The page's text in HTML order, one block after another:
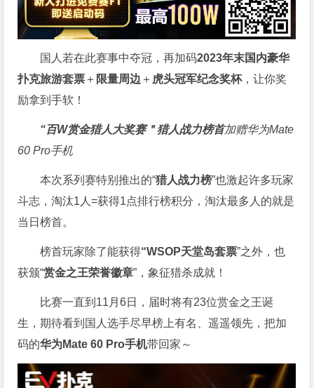
国人若在此赛事中夺冠，再加码2023年末国内豪华
扑克旅游套票 ＋ 限量周边 ＋ 虎头冠军纪念奖杯，让你奖
励拿到手软！
“百W赏金猎人大奖赛＂猎人战力榜首加赠华为Mate
60 Pro手机
本次系列赛特别推出的“猎人战力榜”也激起许多玩家
斗志，淘汰1人=获得1点排行榜积分，淘汰最多人的就是
当日榜首。
榜首玩家除了能获得“WSOP天堂岛套票”之外，也
获颁“赏金之王荣誉徽章”，象征猎杀成就！
比赛一直到11月6日，届时将有23位赏金之王诞
生，期待看到国人选手尽早榜上有名、遥遥领先，把加
码的华为Mate 60 Pro手机带回家～